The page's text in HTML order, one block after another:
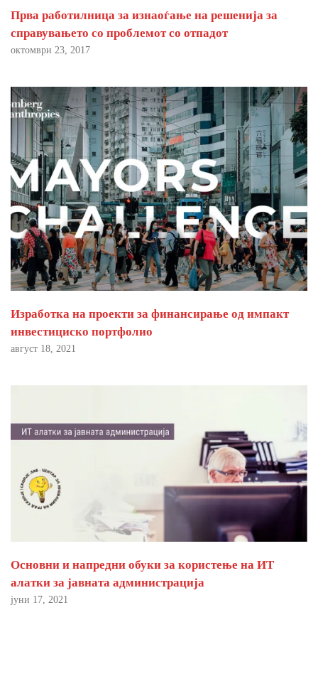
Прва работилница за изнаоѓање на решенија за
справувањето со проблемот со отпадот
октомври 23, 2017
Изработка на проекти за финансирање од импакт
инвестициско портфолио
август 18, 2021
Основни и напредни обуки за користење на ИТ
алатки за јавната администрација
јуни 17, 2021